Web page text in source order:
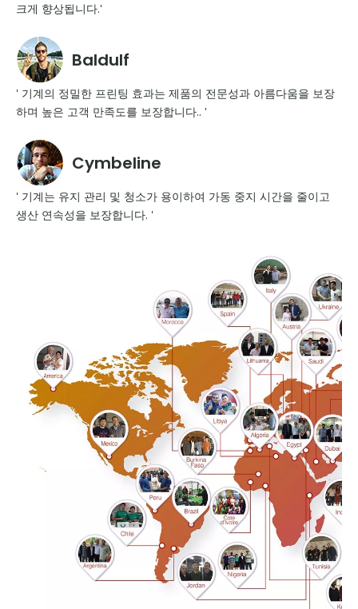
크게 향상됩니다.'
Baldulf
' 기계의 정밀한 프린팅 효과는 제품의 전문성과 아름다움을 보장
하며 높은 고객 만족도를 보장합니다.. '
Cymbeline
' 기계는 유지 관리 및 청소가 용이하여 가동 중지 시간을 줄이고
생산 연속성을 보장합니다. '